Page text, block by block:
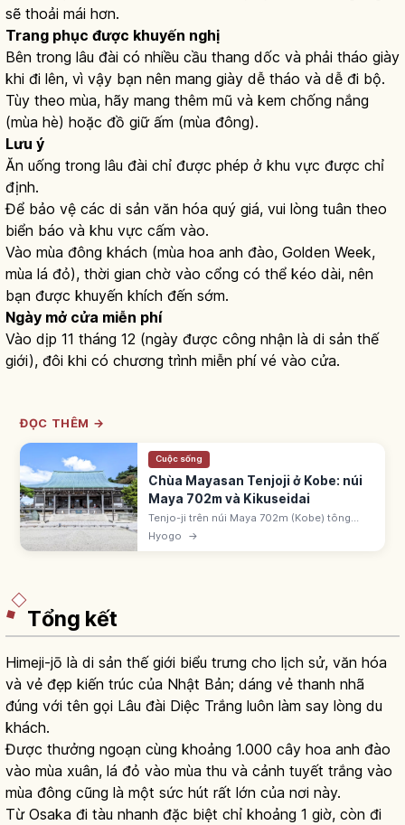
sẽ thoải mái hơn.
Trang phục được khuyến nghị
Bên trong lâu đài có nhiều cầu thang dốc và phải tháo giày
khi đi lên, vì vậy bạn nên mang giày dễ tháo và dễ đi bộ.
Tùy theo mùa, hãy mang thêm mũ và kem chống nắng
(mùa hè) hoặc đồ giữ ấm (mùa đông).
Lưu ý
Ăn uống trong lâu đài chỉ được phép ở khu vực được chỉ
định.
Để bảo vệ các di sản văn hóa quý giá, vui lòng tuân theo
biển báo và khu vực cấm vào.
Vào mùa đông khách (mùa hoa anh đào, Golden Week,
mùa lá đỏ), thời gian chờ vào cổng có thể kéo dài, nên
bạn được khuyến khích đến sớm.
Ngày mở cửa miễn phí
Vào dịp 11 tháng 12 (ngày được công nhận là di sản thế
giới), đôi khi có chương trình miễn phí vé vào cửa.
ĐỌC THÊM →
Cuộc sống
Chùa Mayasan Tenjoji ở Kobe: núi
Maya 702m và Kikuseidai
Tenjo-ji trên núi Maya 702m (Kobe) tông
Shingon, khai sơn 646. Kikuseidai là một
trong ba cảnh đêm đẹp nhất cùng Hakodate,
Hyogo →
Tổng kết
Himeji-jō là di sản thế giới biểu trưng cho lịch sử, văn hóa
và vẻ đẹp kiến trúc của Nhật Bản; dáng vẻ thanh nhã
đúng với tên gọi Lâu đài Diệc Trắng luôn làm say lòng du
khách.
Được thưởng ngoạn cùng khoảng 1.000 cây hoa anh đào
vào mùa xuân, lá đỏ vào mùa thu và cảnh tuyết trắng vào
mùa đông cũng là một sức hút rất lớn của nơi này.
Từ Osaka đi tàu nhanh đặc biệt chỉ khoảng 1 giờ, còn đi